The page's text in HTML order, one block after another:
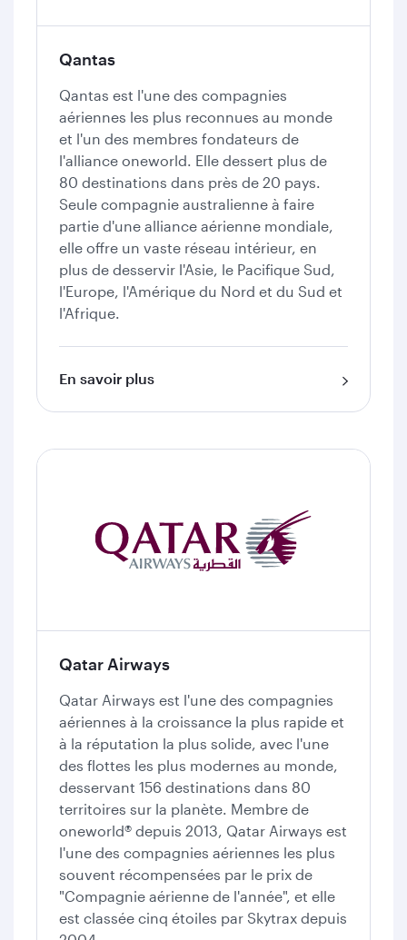
Qantas
Qantas est l'une des compagnies
aériennes les plus reconnues au monde
et l'un des membres fondateurs de
l'alliance oneworld. Elle dessert plus de
80 destinations dans près de 20 pays.
Seule compagnie australienne à faire
partie d'une alliance aérienne mondiale,
elle offre un vaste réseau intérieur, en
plus de desservir l'Asie, le Pacifique Sud,
l'Europe, l'Amérique du Nord et du Sud et
l'Afrique.
En savoir plus
Qatar Airways
Qatar Airways est l'une des compagnies
aériennes à la croissance la plus rapide et
à la réputation la plus solide, avec l'une
des flottes les plus modernes au monde,
desservant 156 destinations dans 80
territoires sur la planète. Membre de
oneworld® depuis 2013, Qatar Airways est
l'une des compagnies aériennes les plus
souvent récompensées par le prix de
"Compagnie aérienne de l'année", et elle
est classée cinq étoiles par Skytrax depuis